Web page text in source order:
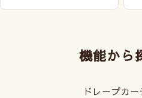
機能から
ドレープカー